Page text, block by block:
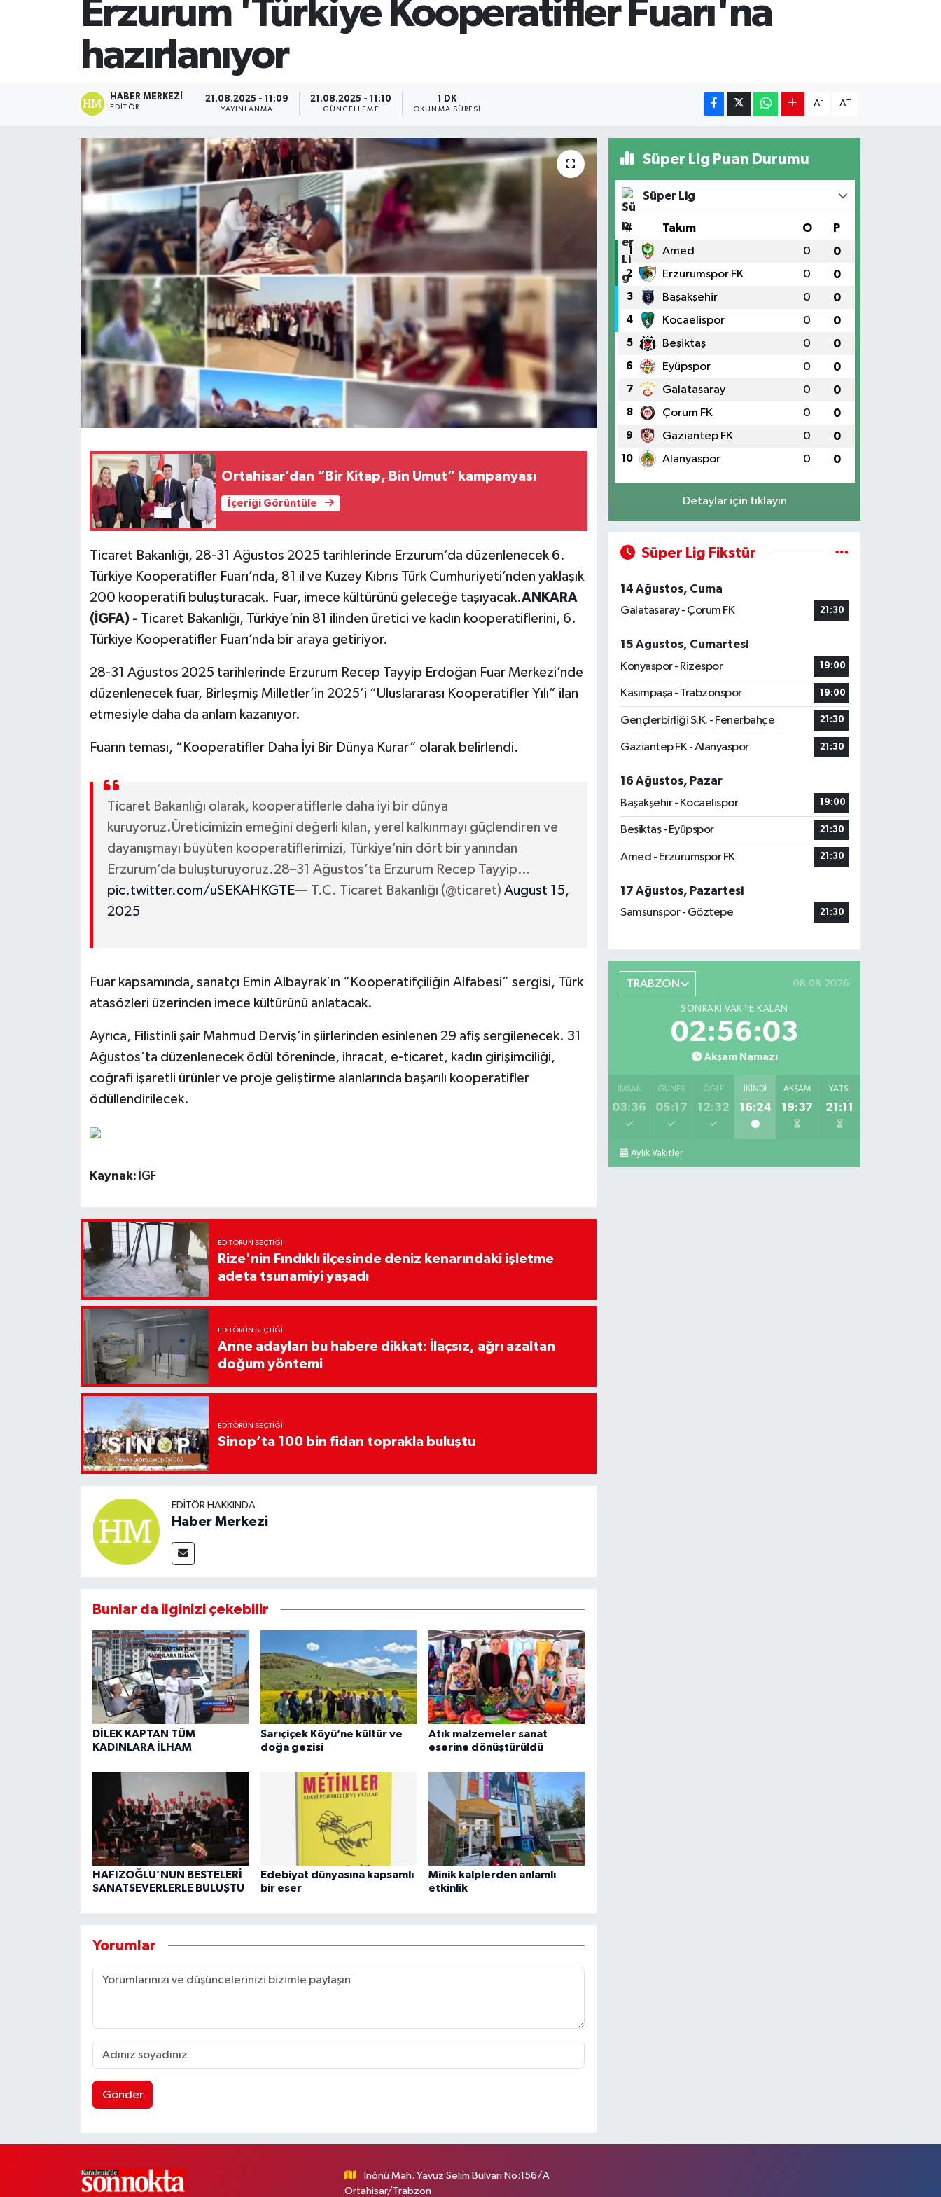
Erzurum 'Türkiye Kooperatifler Fuarı'na
hazırlanıyor
HABER MERKEZI
EDITÖR
21.08.2025 - 11:09
YAYINLANMA
21.08.2025 - 11:10
GÜNCELLEME
1 DK
OKUNMA SÜRESI
A- A+
Ortahisar’dan “Bir Kitap, Bin Umut” kampanyası
İçeriği Görüntüle
Ticaret Bakanlığı, 28-31 Ağustos 2025 tarihlerinde Erzurum’da düzenlenecek 6.
Türkiye Kooperatifler Fuarı’nda, 81 il ve Kuzey Kıbrıs Türk Cumhuriyeti’nden yaklaşık
200 kooperatifi buluşturacak. Fuar, imece kültürünü geleceğe taşıyacak.ANKARA
(İGFA) - Ticaret Bakanlığı, Türkiye’nin 81 ilinden üretici ve kadın kooperatiflerini, 6.
Türkiye Kooperatifler Fuarı’nda bir araya getiriyor.
28-31 Ağustos 2025 tarihlerinde Erzurum Recep Tayyip Erdoğan Fuar Merkezi’nde
düzenlenecek fuar, Birleşmiş Milletler’in 2025’i “Uluslararası Kooperatifler Yılı” ilan
etmesiyle daha da anlam kazanıyor.
Fuarın teması, “Kooperatifler Daha İyi Bir Dünya Kurar” olarak belirlendi.
Ticaret Bakanlığı olarak, kooperatiflerle daha iyi bir dünya
kuruyoruz.Üreticimizin emeğini değerli kılan, yerel kalkınmayı güçlendiren ve
dayanışmayı büyüten kooperatiflerimizi, Türkiye’nin dört bir yanından
Erzurum’da buluşturuyoruz.28–31 Ağustos’ta Erzurum Recep Tayyip…
pic.twitter.com/uSEKAHKGTE— T.C. Ticaret Bakanlığı (@ticaret) August 15,
2025
Fuar kapsamında, sanatçı Emin Albayrak’ın “Kooperatifçiliğin Alfabesi” sergisi, Türk
atasözleri üzerinden imece kültürünü anlatacak.
Ayrıca, Filistinli şair Mahmud Derviş’in şiirlerinden esinlenen 29 afiş sergilenecek. 31
Ağustos’ta düzenlenecek ödül töreninde, ihracat, e-ticaret, kadın girişimciliği,
coğrafi işaretli ürünler ve proje geliştirme alanlarında başarılı kooperatifler
ödüllendirilecek.
Kaynak: İGF
EDITÖRÜN SEÇTIĞI
Rize'nin Fındıklı ilçesinde deniz kenarındaki işletme
adeta tsunamiyi yaşadı
EDITÖRÜN SEÇTIĞI
Anne adayları bu habere dikkat: İlaçsız, ağrı azaltan
doğum yöntemi
EDITÖRÜN SEÇTIĞI
Sinop’ta 100 bin fidan toprakla buluştu
EDITÖR HAKKINDA
Haber Merkezi
Bunlar da ilginizi çekebilir
DİLEK KAPTAN TÜM
KADINLARA İLHAM
Sarıçiçek Köyü’ne kültür ve
doğa gezisi
Atık malzemeler sanat
eserine dönüştürüldü
HAFIZOĞLU’NUN BESTELERİ
SANATSEVERLERLE BULUŞTU
Edebiyat dünyasına kapsamlı
bir eser
Minik kalplerden anlamlı
etkinlik
Yorumlar
Gönder
Süper Lig Puan Durumu
Süper Lig
# Takım O P
1 Amed 0 0
2 Erzurumspor FK 0 0
3 Başakşehir 0 0
4 Kocaelispor 0 0
5 Beşiktaş 0 0
6 Eyüpspor 0 0
7 Galatasaray 0 0
8 Çorum FK 0 0
9 Gaziantep FK 0 0
10 Alanyaspor 0 0
Detaylar için tıklayın
Süper Lig Fikstür
14 Ağustos, Cuma
Galatasaray - Çorum FK
21:30
15 Ağustos, Cumartesi
Konyaspor - Rizespor
19:00
Kasımpaşa - Trabzonspor 19:00
Gençlerbirliği S.K. - Fenerbahçe 21:30
Gaziantep FK - Alanyaspor 21:30
16 Ağustos, Pazar
Başakşehir - Kocaelispor
19:00
Beşiktaş - Eyüpspor 21:30
Amed - Erzurumspor FK 21:30
17 Ağustos, Pazartesi
Samsunspor - Göztepe
21:30
TRABZON 08.08.2026
SONRAKI VAKTE KALAN
02:56:01
Akşam Namazı
İMSAK
03:36
GÜNEŞ
05:17
ÖĞLE
12:32
İKINDI
16:24
AKŞAM
19:37
YATSI
21:11
Aylık Vakitler
İnönü Mah. Yavuz Selim Bulvarı No:156/A
Ortahisar/Trabzon
SİYASET
Teknoloji
TRABZON